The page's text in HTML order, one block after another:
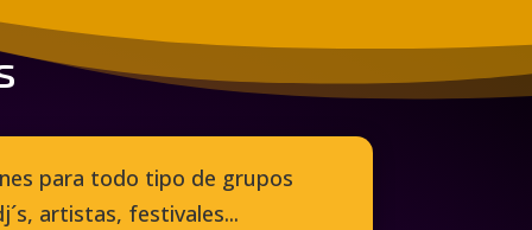
para todo tipo de grupos
, artistas, festivales...